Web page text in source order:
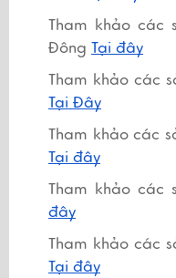
Tham khảo các
Đông Tại đây
Tại Đây
Tại đây
Tham khảo các
đây
Tham khảo các
Tại đây